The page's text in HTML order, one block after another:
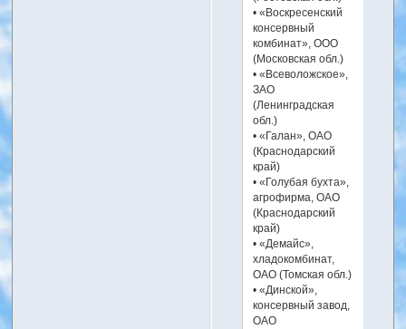
• «Воскресенский
консервный
комбинат», ООО
(Московская обл.)
• «Всеволожское»,
ЗАО
(Ленинградская
обл.)
• «Галан», ОАО
(Краснодарский
край)
• «Голубая бухта»,
агрофирма, ОАО
(Краснодарский
край)
• «Демайс»,
хладокомбинат,
ОАО (Томская обл.)
• «Динской»,
консервный завод,
ОАО